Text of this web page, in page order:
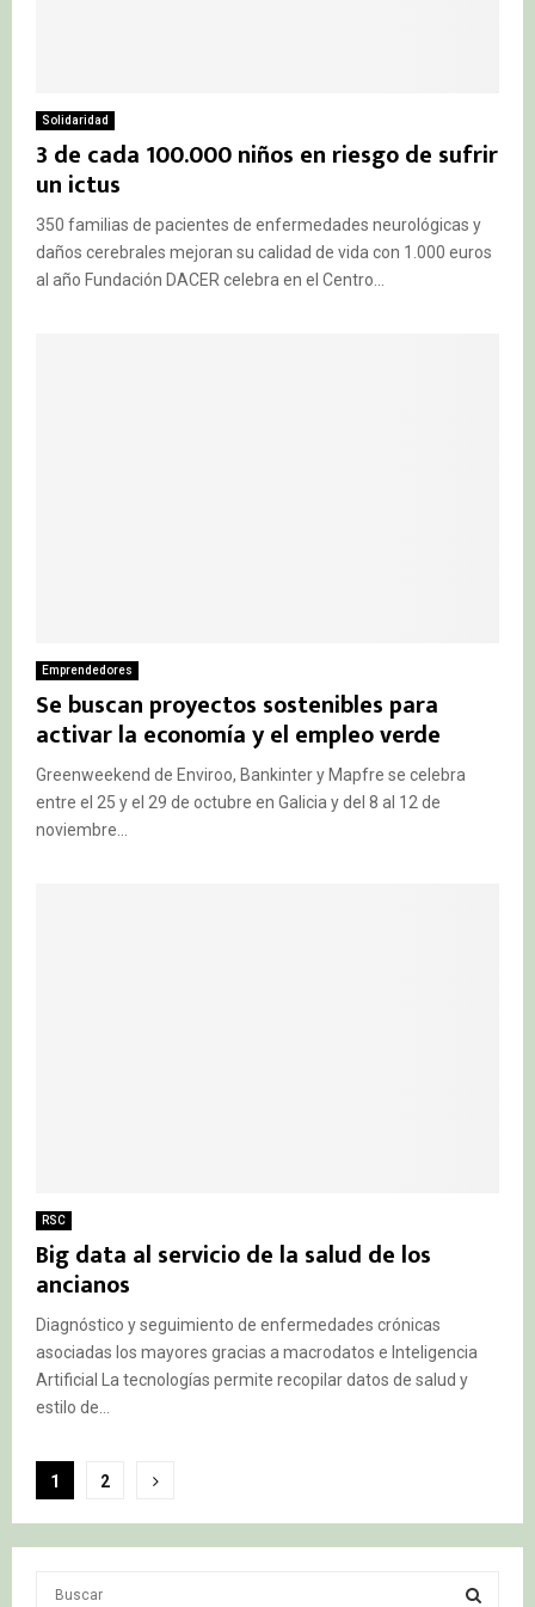
Solidaridad
3 de cada 100.000 niños en riesgo de sufrir
un ictus
350 familias de pacientes de enfermedades neurológicas y
daños cerebrales mejoran su calidad de vida con 1.000 euros
al año Fundación DACER celebra en el Centro...
Emprendedores
Se buscan proyectos sostenibles para
activar la economía y el empleo verde
Greenweekend de Enviroo, Bankinter y Mapfre se celebra
entre el 25 y el 29 de octubre en Galicia y del 8 al 12 de
noviembre...
RSC
Big data al servicio de la salud de los
ancianos
Diagnóstico y seguimiento de enfermedades crónicas
asociadas los mayores gracias a macrodatos e Inteligencia
Artificial La tecnologías permite recopilar datos de salud y
estilo de...
Paginación
de
entradas
1 2